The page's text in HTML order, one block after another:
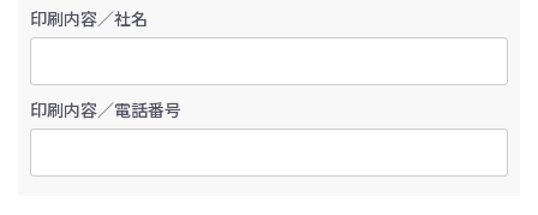
印刷内容／社名
印刷内容／電話番号